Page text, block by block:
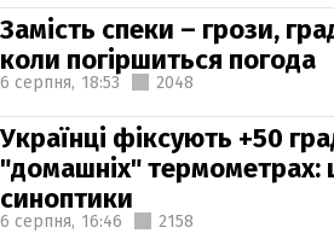
Замість спеки – грози,
коли погіршиться погода
6 серпня, 18:53 2048
Українці фіксують +50
"домашніх" термометрах:
синоптики
6 серпня, 16:46 2158